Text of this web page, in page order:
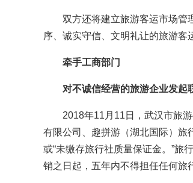
双方还将建立旅游客运市场管理
序、诚实守信、文明礼让的旅游客
牵手工商部门
对不诚信经营的旅游企业发起
2018年11月11日，武汉市旅游
有限公司、趣拼游（湖北国际）旅
或“未缴存旅行社质量保证金。”旅
销之日起，五年内不得担任任何旅